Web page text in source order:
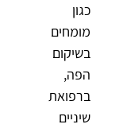
כגון
מומחים
בשיקום
הפה,
ברפואת
שיניים